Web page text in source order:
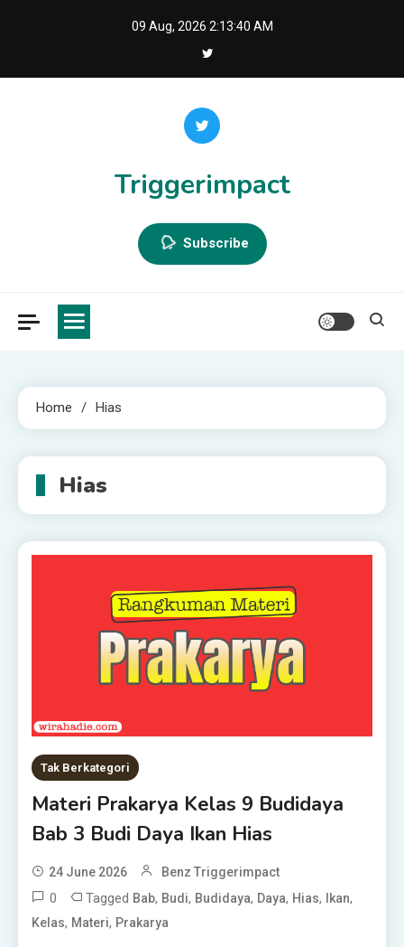
09 Aug, 2026 2:13:41 AM
Triggerimpact
Subscribe
Home Hias
Hias
Tak Berkategori
Materi Prakarya Kelas 9 Budidaya
Bab 3 Budi Daya Ikan Hias
24 June 2026 Benz Triggerimpact
0 Tagged Bab, Budi, Budidaya, Daya, Hias, Ikan,
Kelas, Materi, Prakarya